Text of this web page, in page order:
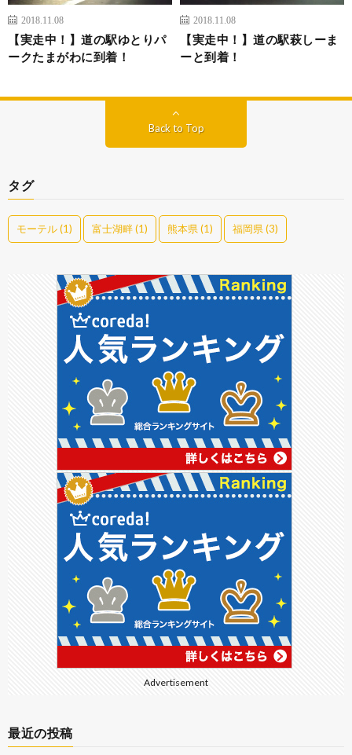
2018.11.08
【実走中！】道の駅ゆとりパ
ークたまがわに到着！
2018.11.08
【実走中！】道の駅萩しーま
ーと到着！
Back to Top
タグ
モーテル(1) 富士湖畔(1) 熊本県(1) 福岡県(3)
Advertisement
最近の投稿